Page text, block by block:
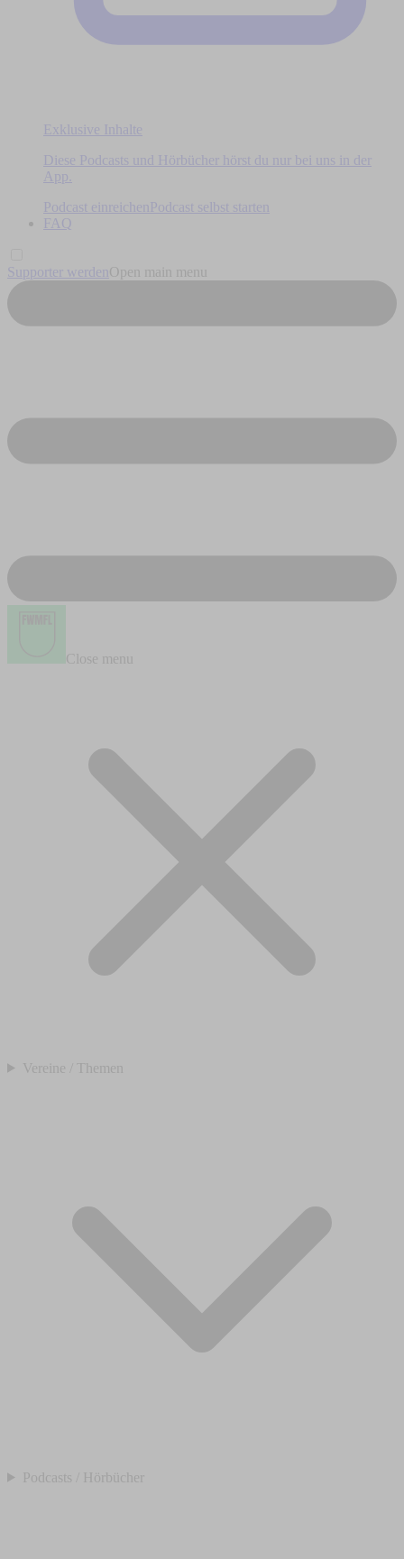
Exklusive Inhalte
Diese Podcasts und Hörbücher hörst du nur bei uns in der
App.
Podcast einreichen
Podcast selbst starten
FAQ
Supporter werden Open main menu
Close menu
Vereine / Themen
Podcasts / Hörbücher